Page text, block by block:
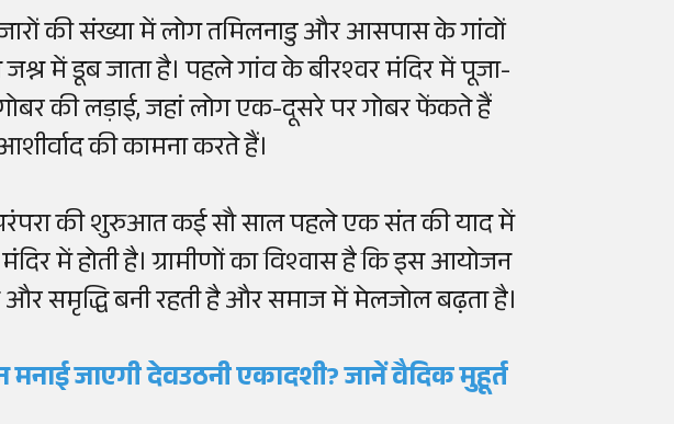
की संख्या में लोग तमिलनाडु और आसपास के गांवों
में डूब जाता है। पहले गांव के बीरश्वर मंदिर में पूजा-
गोबर की लड़ाई, जहां लोग एक-दूसरे पर गोबर फेंकते हैं
की कामना करते हैं।
की शुरुआत कई सौ साल पहले एक संत की याद में
में होती है। ग्रामीणों का विश्वास है कि इस आयोजन
और समृद्धि बनी रहती है और समाज में मेलजोल बढ़ता है।
मनाई जाएगी देवउठनी एकादशी? जानें वैदिक मुहूर्त